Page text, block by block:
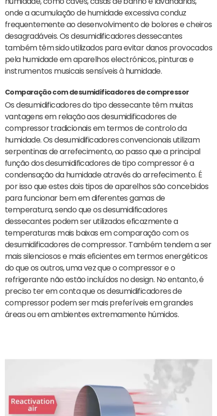
onde a acumulação de humidade excessiva conduz
frequentemente ao desenvolvimento de bolores e cheiros
desagradáveis. Os desumidificadores dessecantes
também têm sido utilizados para evitar danos provocados
pela humidade em aparelhos electrónicos, pinturas e
instrumentos musicais sensíveis à humidade.
Comparação com desumidificadores de compressor
Os desumidificadores do tipo dessecante têm muitas
vantagens em relação aos desumidificadores de
compressor tradicionais em termos de controlo da
humidade. Os desumidificadores convencionais utilizam
serpentinas de arrefecimento, ao passo que a principal
função dos desumidificadores de tipo compressor é a
condensação da humidade através do arrefecimento. É
por isso que estes dois tipos de aparelhos são concebidos
para funcionar bem em diferentes gamas de
temperatura, sendo que os desumidificadores
dessecantes podem ser utilizados eficazmente a
temperaturas mais baixas em comparação com os
desumidificadores de compressor. Também tendem a ser
mais silenciosos e mais eficientes em termos energéticos
do que os outros, uma vez que o compressor e o
refrigerante não estão incluídos no design. No entanto, é
preciso ter em conta que os desumidificadores de
compressor podem ser mais preferíveis em grandes
áreas ou em ambientes extremamente húmidos.